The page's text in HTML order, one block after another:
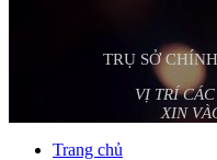
TRỤ SỞ
VỊ TRÍ
XIN
Trang chủ